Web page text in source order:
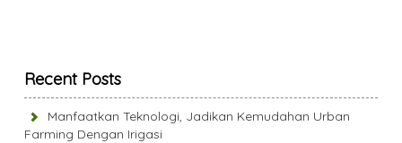
Recent Posts
Manfaatkan Teknologi, Jadikan Kemudahan Urban
Farming Dengan Irigasi